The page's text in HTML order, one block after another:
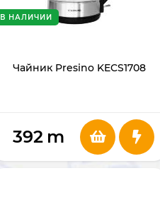
Чайник Presino KECS1708
В НАЛИЧИИ
392 m